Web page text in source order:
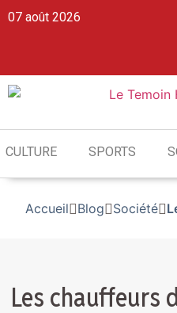
07 août 2026
CULTURE SPORTS
Accueil Blog Société
Les chauffeurs